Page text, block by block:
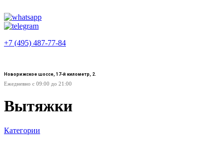
+7 (495) 487-77-84
Новорижское шоссе, 17-й километр, 2.
Ежедневно с 09:00 до 21:00
Вытяжки
Категории